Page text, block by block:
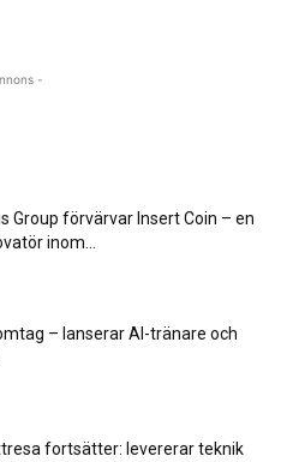
-
Group förvärvar Insert Coin – en
inom...
– lanserar AI-tränare och
fortsätter: levererar teknik